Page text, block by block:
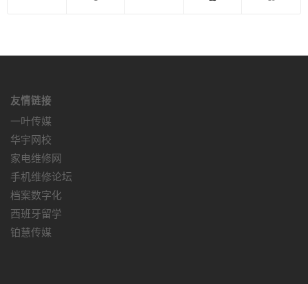
友情链接
一叶传媒
华宇网校
家电维修网
手机维修论坛
档案数字化
西班牙留学
铂慧传媒